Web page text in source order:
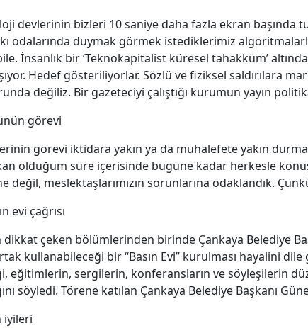
devlerinin bizleri 10 saniye daha fazla ekran başında
odalarında duymak görmek istediklerimiz
İnsanlık bir ‘Teknokapitalist küresel tahakküm’
Hedef gösteriliyorlar. Sözlü ve fiziksel saldırılara
değiliz. Bir gazeteciyi çalıştığı kurumun yayın
görevi
görevi iktidara yakın ya da muhalefete yakın
olduğum süre içerisinde bugüne kadar herkesle
değil, meslektaşlarımızın sorunlarına odaklandık.
evi çağrısı
dikkat çeken bölümlerinden birinde Çankaya Belediye
kullanabileceği bir “Basın Evi” kurulması hayalini
eğitimlerin, sergilerin, konferansların ve söyleşilerin
söyledi. Törene katılan Çankaya Belediye Başkanı
iyileri